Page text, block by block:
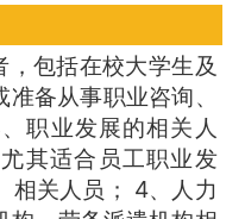
包括在校大学生及
备从事职业咨询、
职业发展的相关人
其适合员工职业发
相关人员； 4、人力